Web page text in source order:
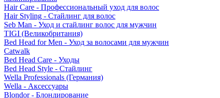
Hair Care - Профессиональный уход для волос
Hair Styling - Стайлинг для волос
Seb Man - Уход и стайлинг волос для мужчин
TIGI (Великобритания)
Bed Head for Men - Уход за волосами для мужчин
Catwalk
Bed Head Care - Уходы
Bed Head Style - Стайлинг
Wella Professionals (Германия)
Wella - Аксессуары
Blondor - Блондирование